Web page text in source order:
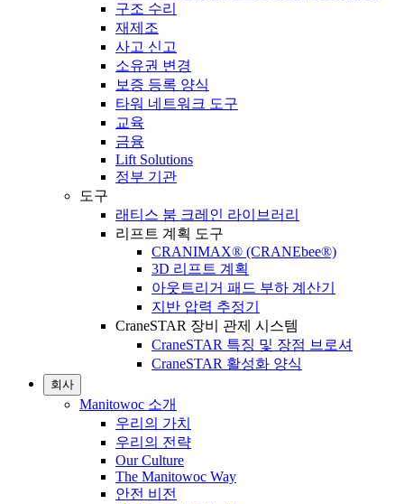
구조 수리
재제조
사고 신고
소유권 변경
보증 등록 양식
타워 네트워크 도구
교육
금융
Lift Solutions
정부 기관
도구
래티스 붐 크레인 라이브러리
리프트 계획 도구
CRANIMAX® (CRANEbee®)
3D 리프트 계획
아웃트리거 패드 부하 계산기
지반 압력 추정기
CraneSTAR 장비 관제 시스템
CraneSTAR 특징 및 장점 브로셔
CraneSTAR 활성화 양식
회사
Manitowoc 소개
우리의 가치
우리의 전략
Our Culture
The Manitowoc Way
안전 비전